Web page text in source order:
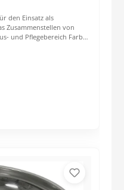
den Einsatz als
Zusammenstellen von
Pflegebereich Farbe: